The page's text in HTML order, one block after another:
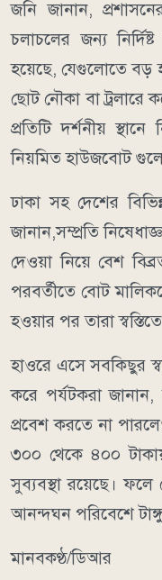
জনি জানান,
চলাচলের জন্য
হয়েছে, যেগুলোতে বড়
ছোট নৌকা বা ট্রলারে
প্রতিটি দর্শনীয়
নিয়মিত হাউজবোট
​ঢাকা সহ দেশের
জানান,সম্প্রতি
দেওয়া নিয়ে বেশ
পরবর্তীতে বোট
হওয়ার পর তারা
​হাওরে এসে সবকিছুর
করে পর্যটকরা
প্রবেশ করতে না
৩০০ থেকে ৪০০
সুব্যবস্থা রয়েছে।
আনন্দঘন পরিবেশে
মানবকণ্ঠ/ডিআর